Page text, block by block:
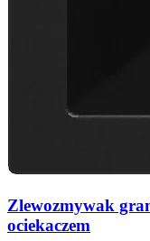
Zlewozmywak
ociekaczem